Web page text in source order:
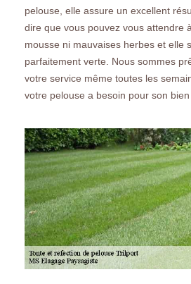
pelouse, elle assure un excellent
dire que vous pouvez vous attendre
mousse ni mauvaises herbes et elle
parfaitement verte. Nous sommes
votre service même toutes les
votre pelouse a besoin pour son bien